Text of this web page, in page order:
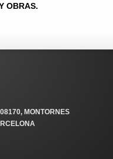
OBRAS.
MONTORNES